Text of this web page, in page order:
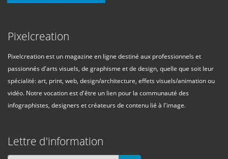
Pixelcreation
Pixelcreation est un magazine en ligne destiné aux professionnels et
passionnés d'arts visuels, de graphisme et de design, quelle que soit leur
spécialité: art, print, web, design/architecture, effets visuels/animation ou
vidéo. Notre vocation est d'être un lien pour la communauté des
infographistes, designers et créateurs de contenu lié à l'image.
Lettre d'information